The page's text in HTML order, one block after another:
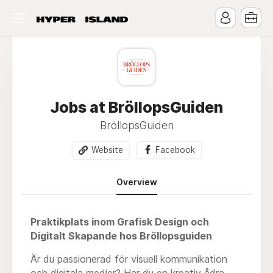
Jobs at BröllopsGuiden
BröllopsGuiden
Website Facebook
Overview
Praktikplats inom Grafisk Design och
Digitalt Skapande hos Bröllopsguiden
Är du passionerad för visuell kommunikation